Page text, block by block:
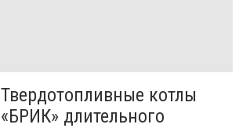
Твердотопливные котлы
«БРИК» длительного